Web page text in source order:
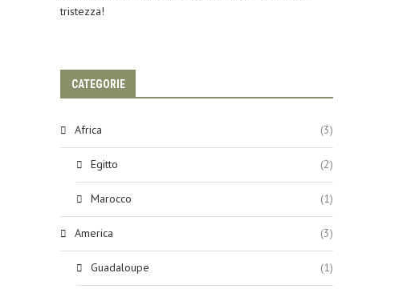
tristezza!
CATEGORIE
Africa (3)
Egitto (2)
Marocco (1)
America (3)
Guadaloupe (1)